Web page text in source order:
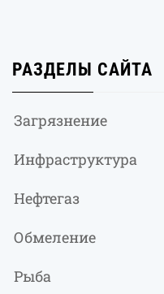
РАЗДЕЛЫ САЙТА
Загрязнение
Инфраструктура
Нефтегаз
Обмеление
Рыба